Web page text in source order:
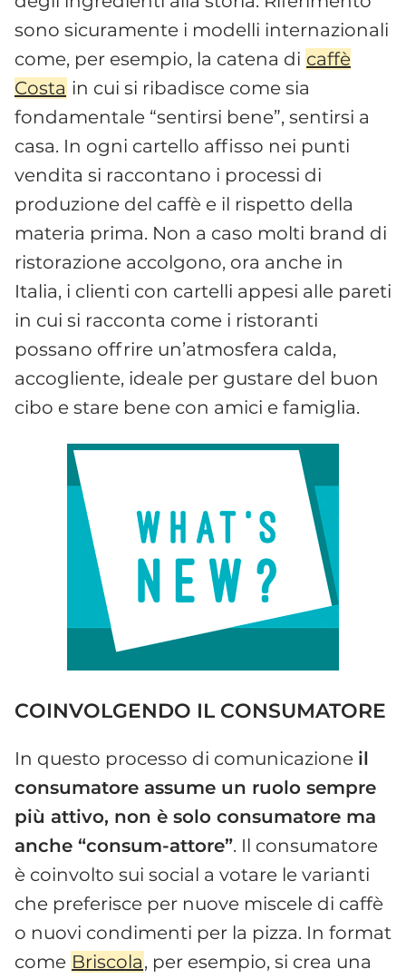
sono sicuramente i modelli internazionali
come, per esempio, la catena di caffè
Costa in cui si ribadisce come sia
fondamentale “sentirsi bene”, sentirsi a
casa. In ogni cartello affisso nei punti
vendita si raccontano i processi di
produzione del caffè e il rispetto della
materia prima. Non a caso molti brand di
ristorazione accolgono, ora anche in
Italia, i clienti con cartelli appesi alle pareti
in cui si racconta come i ristoranti
possano offrire un’atmosfera calda,
accogliente, ideale per gustare del buon
cibo e stare bene con amici e famiglia.
COINVOLGENDO IL CONSUMATORE
In questo processo di comunicazione il
consumatore assume un ruolo sempre
più attivo, non è solo consumatore ma
anche “consum-attore”. Il consumatore
è coinvolto sui social a votare le varianti
che preferisce per nuove miscele di caffè
o nuovi condimenti per la pizza. In format
come Briscola, per esempio, si crea una